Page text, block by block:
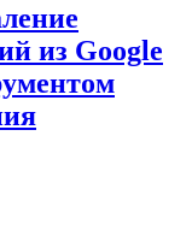
из Google